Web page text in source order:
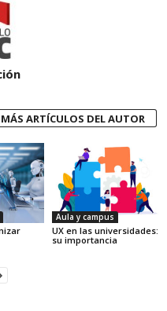
MÁS ARTÍCULOS DEL AUTOR
Aula y campus
UX en las universidades:
su importancia